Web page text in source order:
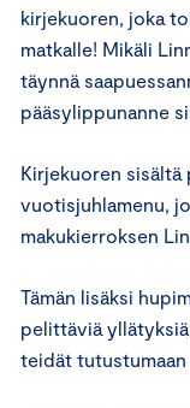
kirjekuoren, joka
matkalle! Mikäli
täynnä
pääsylippunanne
Kirjekuoren sisältä
vuotisjuhlamenu,
makukierroksen
Tämän lisäksi
pelittäviä
teidät